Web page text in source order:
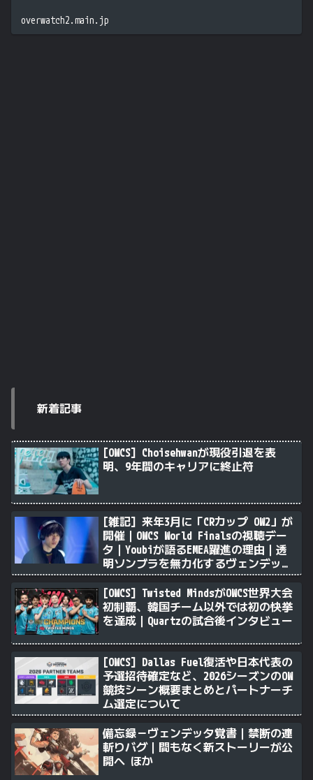
overwatch2.main.jp
新着記事
[OWCS] Choisehwanが現役引退を表
明、9年間のキャリアに終止符
[雑記] 来年3月に「CRカップ OW2」が
開催｜OWCS World Finalsの視聴デー
タ｜Youbiが語るEMEA躍進の理由｜透
明ソンブラを無力化するヴェンデッタ
｜Stalk3rが久々のツィート ほか
[OWCS] Twisted MindsがOWCS世界大会
初制覇、韓国チーム以外では初の快挙
を達成｜Quartzの試合後インタビュー
[OWCS] Dallas Fuel復活や日本代表の
予選招待確定など、2026シーズンのOW
競技シーン概要まとめとパートナーチ
ム選定について
備忘録－ヴェンデッタ覚書｜禁断の連
斬りバグ｜間もなく新ストーリーが公
開へ ほか